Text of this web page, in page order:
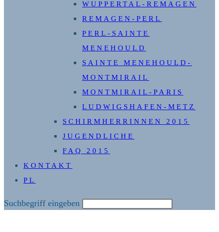
WUPPERTAL-REMAGEN
REMAGEN-PERL
PERL-SAINTE
MENEHOULD
SAINTE MENEHOULD-
MONTMIRAIL
MONTMIRAIL-PARIS
LUDWIGSHAFEN-METZ
SCHIRMHERRINNEN 2015
JUGENDLICHE
FAQ 2015
KONTAKT
PL
Diese
Suchbegriff eingeben